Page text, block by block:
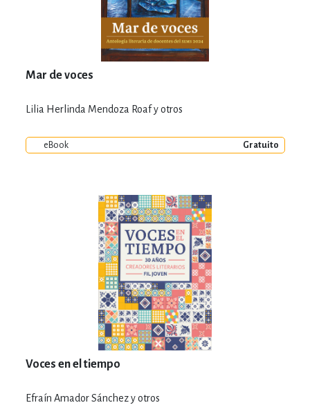
Mar de voces
Lilia Herlinda Mendoza Roaf y otros
eBook Gratuito
Voces en el tiempo
Efraín Amador Sánchez y otros